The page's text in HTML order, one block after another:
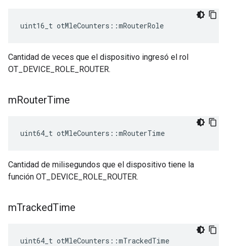
uint16_t otMleCounters ::mRouterRole
Cantidad de veces que el dispositivo ingresó el rol
OT_DEVICE_ROLE_ROUTER.
mRouterTime
uint64_t otMleCounters ::mRouterTime
Cantidad de milisegundos que el dispositivo tiene la
función OT_DEVICE_ROLE_ROUTER.
mTrackedTime
uint64_t otMleCounters ::mTrackedTime